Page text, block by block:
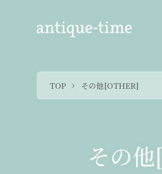
TOP その他[OTHER]
その